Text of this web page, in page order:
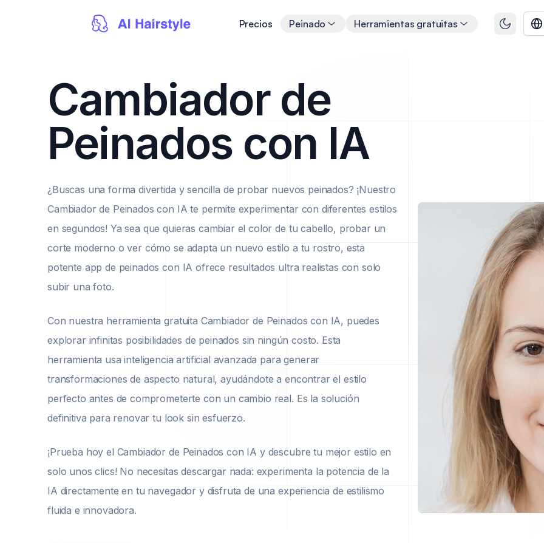
Precios Peinado Herramientas gratuitas
Cambiador de
Peinados con IA
¿Buscas una forma divertida y sencilla de probar nuevos peinados? ¡Nuestro
Cambiador de Peinados con IA te permite experimentar con diferentes estilos
en segundos! Ya sea que quieras cambiar el color de tu cabello, probar un
corte moderno o ver cómo se adapta un nuevo estilo a tu rostro, esta
potente app de peinados con IA ofrece resultados ultra realistas con solo
subir una foto.
Con nuestra herramienta gratuita Cambiador de Peinados con IA, puedes
explorar infinitas posibilidades de peinados sin ningún costo. Esta
herramienta usa inteligencia artificial avanzada para generar
transformaciones de aspecto natural, ayudándote a encontrar el estilo
perfecto antes de comprometerte con un cambio real. Es la solución
definitiva para renovar tu look sin esfuerzo.
¡Prueba hoy el Cambiador de Peinados con IA y descubre tu mejor estilo en
solo unos clics! No necesitas descargar nada: experimenta la potencia de la
IA directamente en tu navegador y disfruta de una experiencia de estilismo
fluida e innovadora.